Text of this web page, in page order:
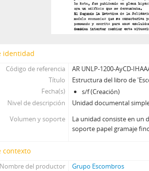
identidad
Código de referencia
AR UNLP-1200-AyCD-
Título
Estructura del libro de
Fecha(s)
s/f (Creación)
Nivel de descripción
Unidad documental
Volumen y soporte
La unidad consiste en un
soporte papel gramaje
contexto
Nombre del productor
Grupo Escombros